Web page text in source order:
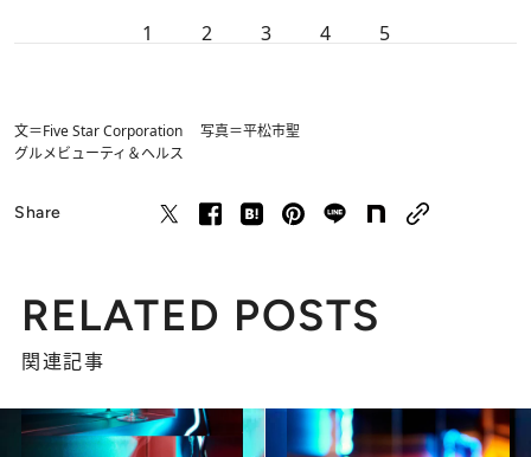
1 2 3 4 5
文＝Five Star Corporation 写真＝平松市聖
グルメビューティ＆ヘルス
Share
RELATED POSTS
関連記事